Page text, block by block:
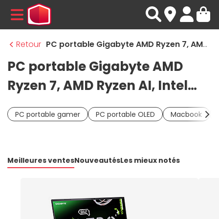
MENU
Retour
PC portable Gigabyte AMD Ryzen 7, AMD Ryzen AI, Intel Core 7, Intel Core Ultra 9 Gamer
PC portable Gigabyte AMD
Ryzen 7, AMD Ryzen AI, Intel
Core 7, Intel Core Ultra 9
Gamer
PC portable gamer PC portable OLED Macbook
Meilleures ventesNouveautésLes mieux notés